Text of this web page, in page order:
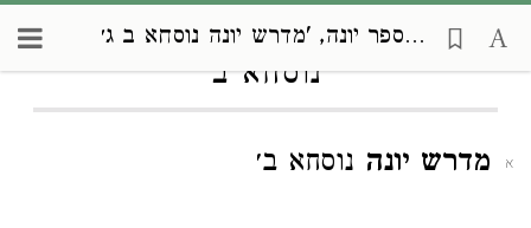
אוצר מדרשים, מדרשים על ספר יונה, 'מדרש יונה נוסחא ב ג׳
מדרשים על ספר יונה, 'מדרש יונה
נוסחא ב
א מדרש יונה נוסחא ב׳